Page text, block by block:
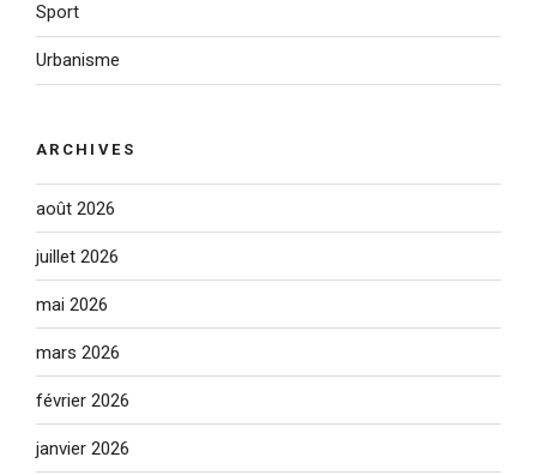
Sport
Urbanisme
ARCHIVES
août 2026
juillet 2026
mai 2026
mars 2026
février 2026
janvier 2026